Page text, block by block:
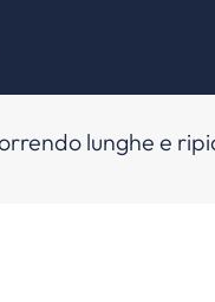
lunghe e